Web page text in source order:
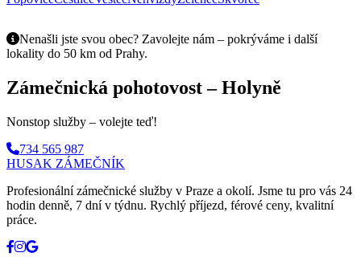
Nenašli jste svou obec? Zavolejte nám – pokrýváme i další
lokality do 50 km od Prahy.
Zámečnická pohotovost – Holyně
Nonstop služby – volejte teď!
734 565 987
HUSAK ZÁMEČNÍK
Profesionální zámečnické služby v Praze a okolí. Jsme tu pro vás 24
hodin denně, 7 dní v týdnu. Rychlý příjezd, férové ceny, kvalitní
práce.